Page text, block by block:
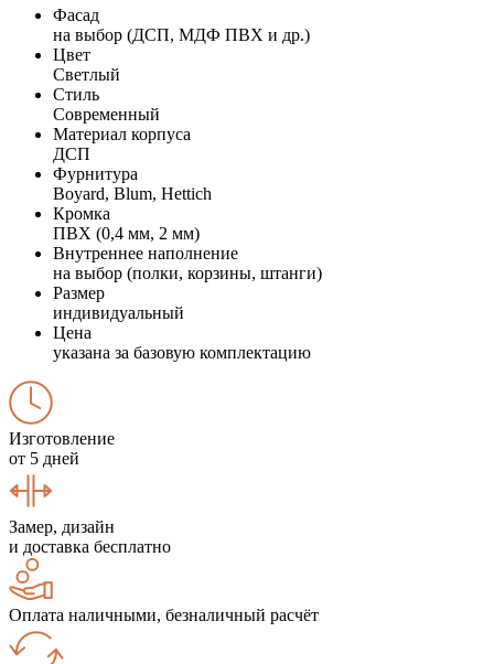
Фасад
на выбор (ДСП, МДФ ПВХ и др.)
Цвет
Светлый
Стиль
Современный
Материал корпуса
ДСП
Фурнитура
Boyard, Blum, Hettich
Кромка
ПВХ (0,4 мм, 2 мм)
Внутреннее наполнение
на выбор (полки, корзины, штанги)
Размер
индивидуальный
Цена
указана за базовую комплектацию
Изготовление
от 5 дней
Замер, дизайн
и доставка бесплатно
Оплата наличными, безналичный расчёт